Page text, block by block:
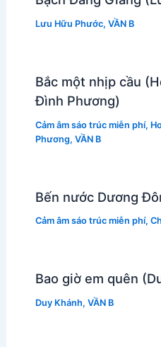
Lưu Hữu Phước, VẦN B
Bắc một nhịp cầu
Đình Phương)
Cảm âm sáo trúc miễn phí,
Phương, VẦN B
Bến nước Dương
Cảm âm sáo trúc miễn phí,
Bao giờ em quên
Duy Khánh, VẦN B